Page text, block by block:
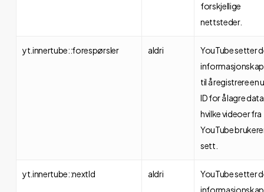
forskjellige
nettsteder.
yt.innertube::forespørsler aldri
YouTube setter
til å registrere en
ID for å lagre
hvilke videoer fra
YouTube
sett.
yt.innertube::nextId aldri
YouTube setter